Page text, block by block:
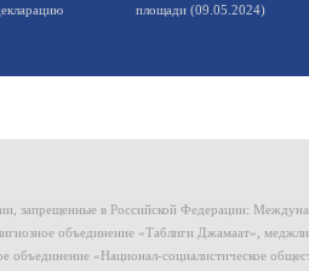
площади (09.05.2024)
запрещенные в Российской Федерации:
объединение «Таблиги Джамаат»,
объединение «Национал-социалистическое